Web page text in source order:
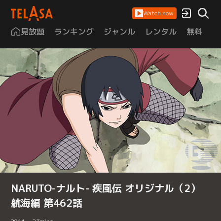
Watch now
見放題 ランキング ジャンル レンタル 無料
NARUTO-ナルト- 疾風伝 オリジナル（2）
航海編 第462話